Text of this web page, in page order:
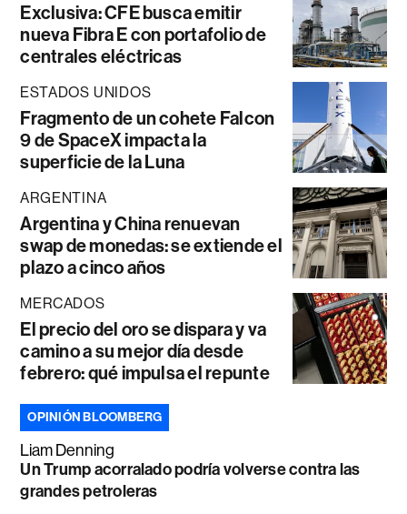
Exclusiva: CFE busca emitir
nueva Fibra E con portafolio de
centrales eléctricas
ESTADOS UNIDOS
Fragmento de un cohete Falcon
9 de SpaceX impacta la
superficie de la Luna
ARGENTINA
Argentina y China renuevan
swap de monedas: se extiende el
plazo a cinco años
MERCADOS
El precio del oro se dispara y va
camino a su mejor día desde
febrero: qué impulsa el repunte
OPINIÓN BLOOMBERG
Liam Denning
Un Trump acorralado podría volverse contra las
grandes petroleras